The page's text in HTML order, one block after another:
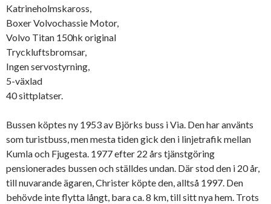
Katrineholmskaross,
Boxer Volvochassie Motor,
Volvo Titan 150hk original
Tryckluftsbromsar,
Ingen servostyrning,
5-växlad
40 sittplatser.
Bussen köptes ny 1953 av Björks buss i Via. Den har använts
som turistbuss, men mesta tiden gick den i linjetrafik mellan
Kumla och Fjugesta. 1977 efter 22 års tjänstgöring
pensionerades bussen och ställdes undan. Där stod den i 20 år,
till nuvarande ägaren, Christer köpte den, alltså 1997. Den
behövde inte flytta långt, bara ca. 8 km, till sitt nya hem. Trots